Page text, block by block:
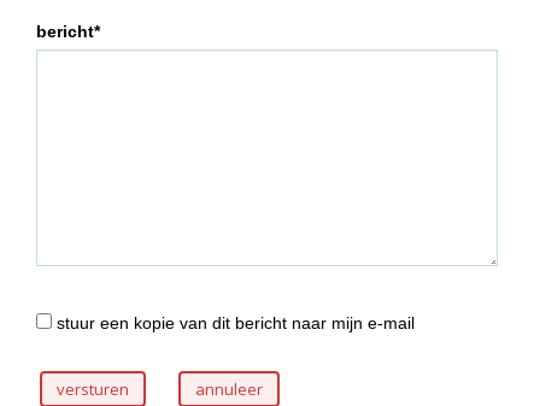
bericht*
stuur een kopie van dit bericht naar mijn e-mail
versturen